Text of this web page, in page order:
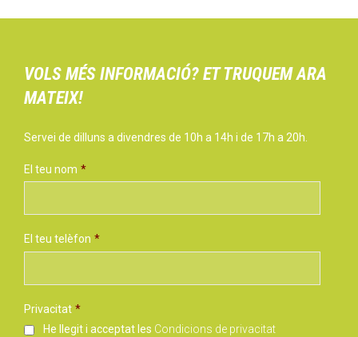
VOLS MÉS INFORMACIÓ? ET TRUQUEM ARA
MATEIX!
Servei de dilluns a divendres de 10h a 14h i de 17h a 20h.
El teu nom *
El teu telèfon *
Privacitat *
He llegit i acceptat les Condicions de privacitat